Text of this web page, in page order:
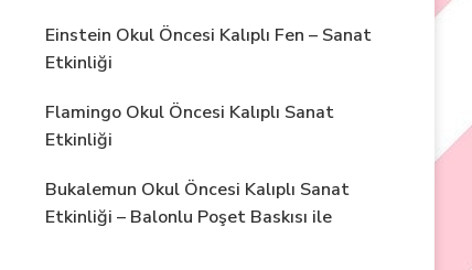
Einstein Okul Öncesi Kalıplı Fen – Sanat
Etkinliği
Flamingo Okul Öncesi Kalıplı Sanat
Etkinliği
Bukalemun Okul Öncesi Kalıplı Sanat
Etkinliği – Balonlu Poşet Baskısı ile